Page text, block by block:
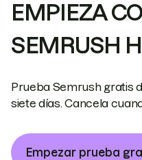
EMPIEZA
SEMRUSH
Prueba Semrush gratis
siete días. Cancela
Empezar prueba